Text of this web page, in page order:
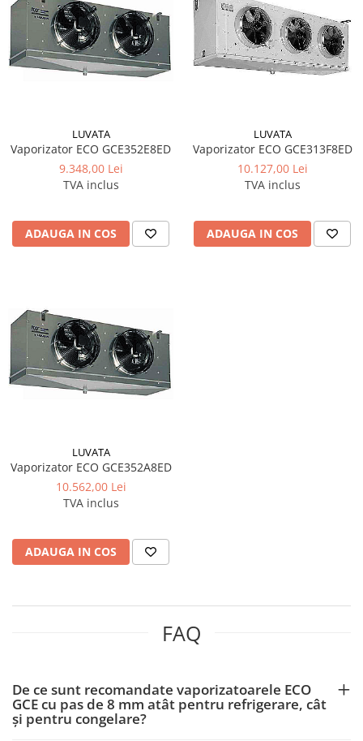
LUVATA
Vaporizator ECO GCE352E8ED
9.348,00 Lei
TVA inclus
ADAUGA IN COS
LUVATA
Vaporizator ECO GCE313F8ED
10.127,00 Lei
TVA inclus
ADAUGA IN COS
LUVATA
Vaporizator ECO GCE352A8ED
10.562,00 Lei
TVA inclus
ADAUGA IN COS
FAQ
De ce sunt recomandate vaporizatoarele ECO
GCE cu pas de 8 mm atât pentru refrigerare, cât
și pentru congelare?